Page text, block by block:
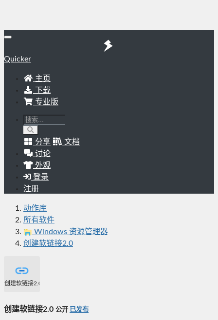
Quicker
主页
下载
专业版
分享
文档
讨论
外观
登录
注册
动作库
所有软件
Windows 资源管理器
创建软链接2.0
创建软链接2.0
创建软链接2.0 公开 已发布